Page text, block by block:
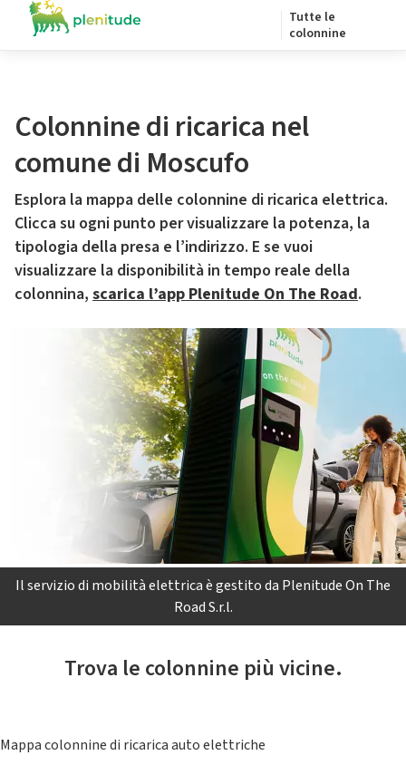
Tutte le
colonnine
Colonnine di ricarica nel
comune di Moscufo
Esplora la mappa delle colonnine di ricarica elettrica.
Clicca su ogni punto per visualizzare la potenza, la
tipologia della presa e l’indirizzo. E se vuoi
visualizzare la disponibilità in tempo reale della
colonnina, scarica l’app Plenitude On The Road.
Il servizio di mobilità elettrica è gestito da Plenitude On The
Road S.r.l.
Trova le colonnine più vicine.
Mappa colonnine di ricarica auto elettriche